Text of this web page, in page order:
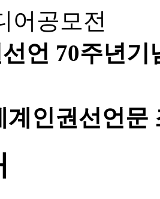
어공모전
언 70주년
계인권선언